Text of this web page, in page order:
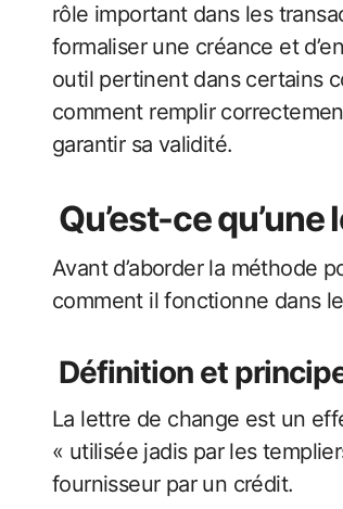
rôle important dans les
formaliser une créance et
outil pertinent dans certains
comment remplir
garantir sa validité.
Qu’est-ce
Avant d’aborder la méthode
comment il fonctionne dans
Définition et
La lettre de change est un
« utilisée jadis par les
fournisseur par un crédit.